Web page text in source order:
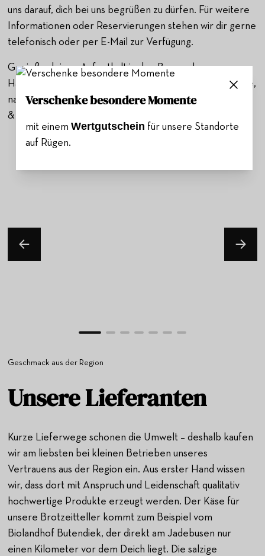
uns darauf, dich bei uns begrüßen zu dürfen. Für weitere
Informationen oder Reservierungen stehen wir dir gerne
telefonisch oder per E-Mail zur Verfügung.
Genieße deinen Aufenthalt in den Bremerhavener
Havenwelten, und lass uns deine erste Wahl für köstliche,
nachhaltige Speisen sein. Willkommen zu Hause im Café
& Bistro Übersee!
Geschmack aus der Region
Unsere Lieferanten
Kurze Lieferwege schonen die Umwelt – deshalb kaufen
wir am liebsten bei kleinen Betrieben unseres
Vertrauens aus der Region ein. Aus erster Hand wissen
wir, dass dort mit Anspruch und Leidenschaft qualitativ
hochwertige Produkte erzeugt werden. Der Käse für
unsere Brotzeitteller kommt zum Beispiel vom
Biolandhof Butendiek, der direkt am Jadebusen nur
einen Kilometer vor dem Deich liegt. Die salzige
Verschenke besondere Momente
mit einem Wertgutschein für unsere Standorte
auf Rügen.